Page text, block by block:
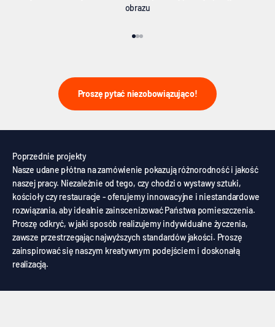
obrazu
Proszę pytać niezobowiązująco!
Poprzednie projekty
Nasze udane płótna na zamówienie pokazują różnorodność i jakość
naszej pracy. Niezależnie od tego, czy chodzi o wystawy sztuki,
kościoły czy restauracje - oferujemy innowacyjne i niestandardowe
rozwiązania, aby idealnie zainscenizować Państwa pomieszczenia.
Proszę odkryć, w jaki sposób realizujemy indywidualne życzenia,
zawsze przestrzegając najwyższych standardów jakości. Proszę
zainspirować się naszym kreatywnym podejściem i doskonałą
realizacją.